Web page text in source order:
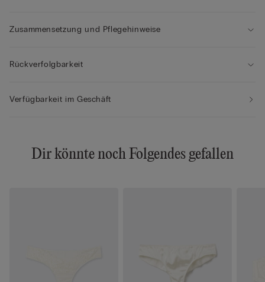
Zusammensetzung und Pflegehinweise
Rückverfolgbarkeit
Verfügbarkeit im Geschäft
Dir könnte noch Folgendes gefallen